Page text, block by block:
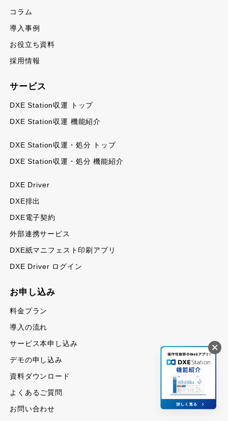
コラム
導入事例
お役立ち資料
採用情報
サービス
DXE Station収運 トップ
DXE Station収運 機能紹介
DXE Station収運・処分 トップ
DXE Station収運・処分 機能紹介
DXE Driver
DXE排出
DXE電子契約
外部連携サービス
DXE紙マニフェスト印刷アプリ
DXE Driver ログイン
お申し込み
料金プラン
導入の流れ
サービス本申し込み
デモの申し込み
資料ダウンロード
よくあるご質問
お問い合わせ